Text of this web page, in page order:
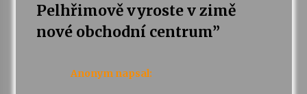
Pelhřimově vyroste v zimě
nové obchodní centrum”
Anonym napsal: